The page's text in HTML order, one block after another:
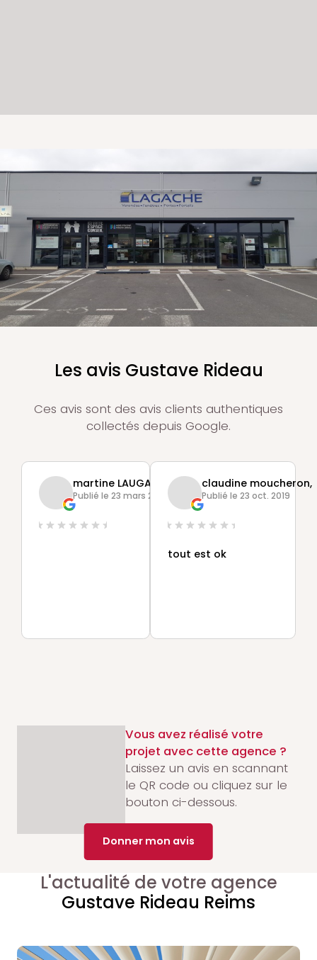
Les avis Gustave Rideau
Ces avis sont des avis clients authentiques
collectés depuis Google.
martine LAUGA,
Publié le 23 mars 2021
claudine moucheron,
Publié le 23 oct. 2019
tout est ok
Vous avez réalisé votre
projet avec cette agence ?
Laissez un avis en scannant
le QR code ou cliquez sur le
bouton ci-dessous.
Donner mon avis
L'actualité de votre agence
Gustave Rideau Reims